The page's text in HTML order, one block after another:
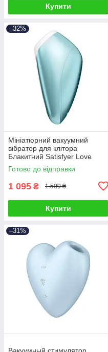
Купити
–32%
Мініатюрний вакуумний
вібратор для клітора
Блакитний Satisfyer Love
Breeze Ice Talla
Готово до відправки
1 095 ₴ 1 599 ₴
Купити
–31%